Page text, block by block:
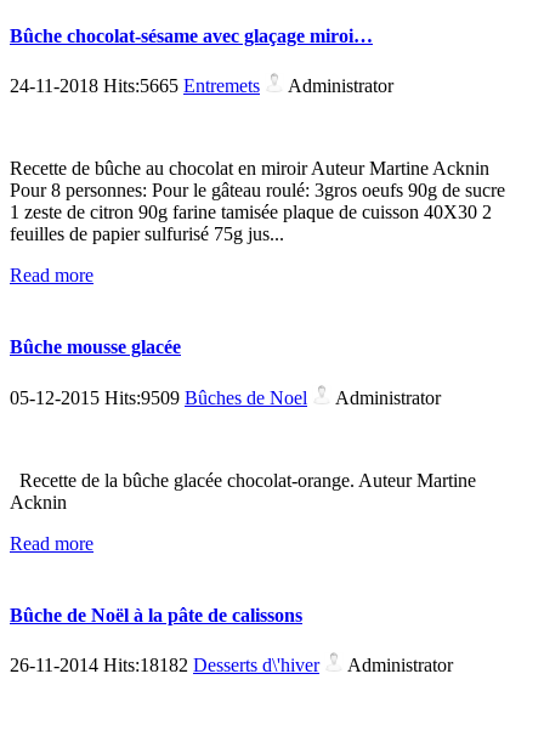
Bûche chocolat-sésame avec glaçage miroi…
24-11-2018 Hits:5665 Entremets Administrator
Recette de bûche au chocolat en miroir Auteur Martine Acknin
Pour 8 personnes: Pour le gâteau roulé: 3gros oeufs 90g de sucre
1 zeste de citron 90g farine tamisée plaque de cuisson 40X30 2
feuilles de papier sulfurisé 75g jus...
Read more
Bûche mousse glacée
05-12-2015 Hits:9509 Bûches de Noel Administrator
Recette de la bûche glacée chocolat-orange. Auteur Martine
Acknin
Read more
Bûche de Noël à la pâte de calissons
26-11-2014 Hits:18182 Desserts d\'hiver Administrator